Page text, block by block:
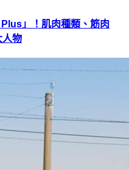
」！肌肉種類、筋肉
人物